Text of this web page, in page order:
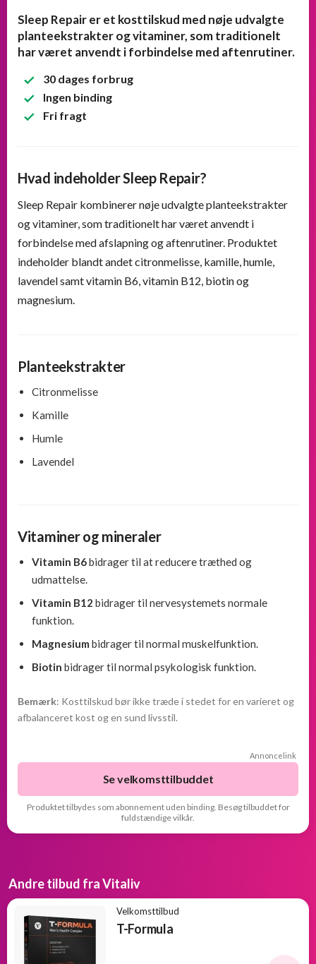
Sleep Repair er et kosttilskud med nøje udvalgte
planteekstrakter og vitaminer, som traditionelt
har været anvendt i forbindelse med aftenrutiner.
30 dages forbrug
Ingen binding
Fri fragt
Hvad indeholder Sleep Repair?
Sleep Repair kombinerer nøje udvalgte planteekstrakter
og vitaminer, som traditionelt har været anvendt i
forbindelse med afslapning og aftenrutiner. Produktet
indeholder blandt andet citronmelisse, kamille, humle,
lavendel samt vitamin B6, vitamin B12, biotin og
magnesium.
Planteekstrakter
Citronmelisse
Kamille
Humle
Lavendel
Vitaminer og mineraler
Vitamin B6bidrager til at reducere træthed og
udmattelse.
Vitamin B12 bidrager til nervesystemets normale
funktion.
Magnesium bidrager til normal muskelfunktion.
Biotin bidrager til normal psykologisk funktion.
Bemærk: Kosttilskud bør ikke træde i stedet for en varieret og
afbalanceret kost og en sund livsstil.
Annoncelink
Se velkomsttilbuddet
Produktet tilbydes som abonnement uden binding. Besøg tilbuddet for
fuldstændige vilkår.
Andre tilbud fra Vitaliv
Velkomsttilbud
T-Formula